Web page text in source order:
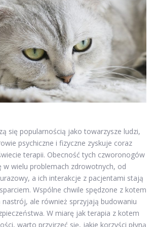
się popularnością jako towarzysze ludzi,
psychiczne i fizyczne zyskuje coraz
terapii. Obecność tych czworonogów
w wielu problemach zdrowotnych, od
a ich interakcje z pacjentami stają
Wspólne chwile spędzone z kotem
ale również sprzyjają budowaniu
W miarę jak terapia z kotem
warto przyjrzeć się, jakie korzyści płyną